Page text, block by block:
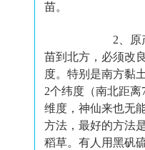
苗。
2 、
苗到北方，必须改
度。特别是南方黏
2个纬度（南北距离
维度，神仙来也无
方法，最好的方法
稻草。有人用黑矾